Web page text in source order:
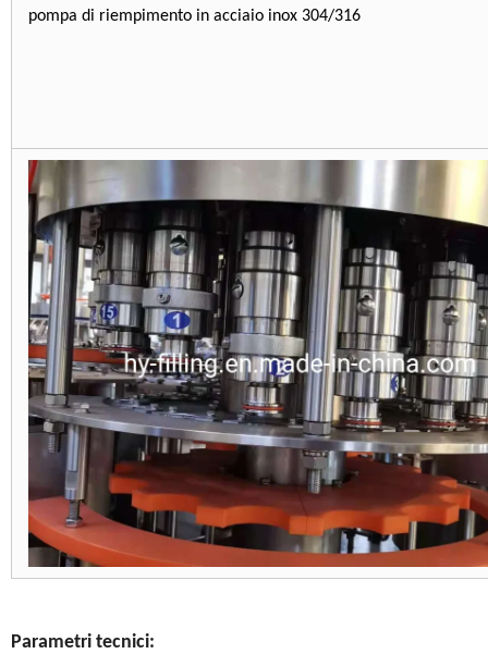
pompa di riempimento in acciaio inox 304/316
Parametri tecnici: